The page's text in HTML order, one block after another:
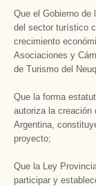
Que el Gobierno de
del sector turístico
crecimiento
Asociaciones y
de Turismo del
Que la forma
autoriza la creación
Argentina,
proyecto;
Que la Ley
participar y